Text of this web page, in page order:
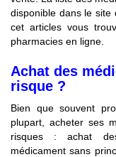
disponible dans le site
cet articles vous
pharmacies en ligne.
Achat des
risque ?
Bien que souvent
plupart, acheter ses
risques : achat des
médicament sans